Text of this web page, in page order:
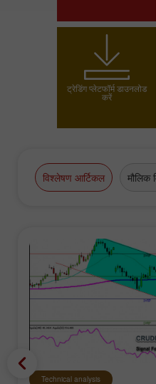
ट्रेडिंग प्लेटफॉर्म डाउनलोड
करें
विश्लेषण आर्टिकल मौलिक
Technical analysis